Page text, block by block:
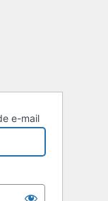
e-mail